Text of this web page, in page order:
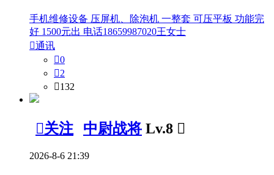
手机维修设备 压屏机、除泡机 一整套 可压平板 功能完
好 1500元出 电话18659987020王女士
通讯
0
2
132
关注 中尉战将 Lv.8 
2026-8-6 21:39